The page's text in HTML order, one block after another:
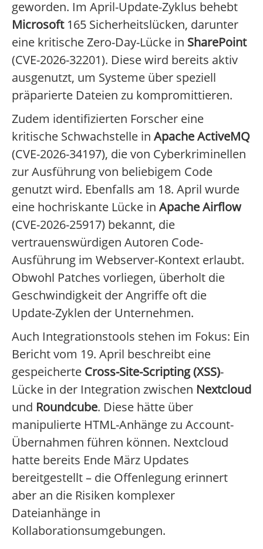
geworden. Im April-Update-Zyklus behebt
Microsoft165 Sicherheitslücken, darunter
eine kritische Zero-Day-Lücke in SharePoint
(CVE-2026-32201). Diese wird bereits aktiv
ausgenutzt, um Systeme über speziell
präparierte Dateien zu kompromittieren.
Zudem identifizierten Forscher eine
kritische Schwachstelle in Apache ActiveMQ
(CVE-2026-34197), die von Cyberkriminellen
zur Ausführung von beliebigem Code
genutzt wird. Ebenfalls am 18. April wurde
eine hochriskante Lücke in Apache Airflow
(CVE-2026-25917) bekannt, die
vertrauenswürdigen Autoren Code-
Ausführung im Webserver-Kontext erlaubt.
Obwohl Patches vorliegen, überholt die
Geschwindigkeit der Angriffe oft die
Update-Zyklen der Unternehmen.
Auch Integrationstools stehen im Fokus: Ein
Bericht vom 19. April beschreibt eine
gespeicherte Cross-Site-Scripting (XSS)-
Lücke in der Integration zwischen Nextcloud
und Roundcube. Diese hätte über
manipulierte HTML-Anhänge zu Account-
Übernahmen führen können. Nextcloud
hatte bereits Ende März Updates
bereitgestellt – die Offenlegung erinnert
aber an die Risiken komplexer
Dateianhänge in
Kollaborationsumgebungen.